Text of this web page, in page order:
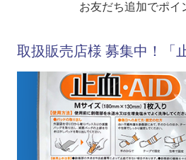
お友だち追加でポイ
取扱販売店様 募集中！「